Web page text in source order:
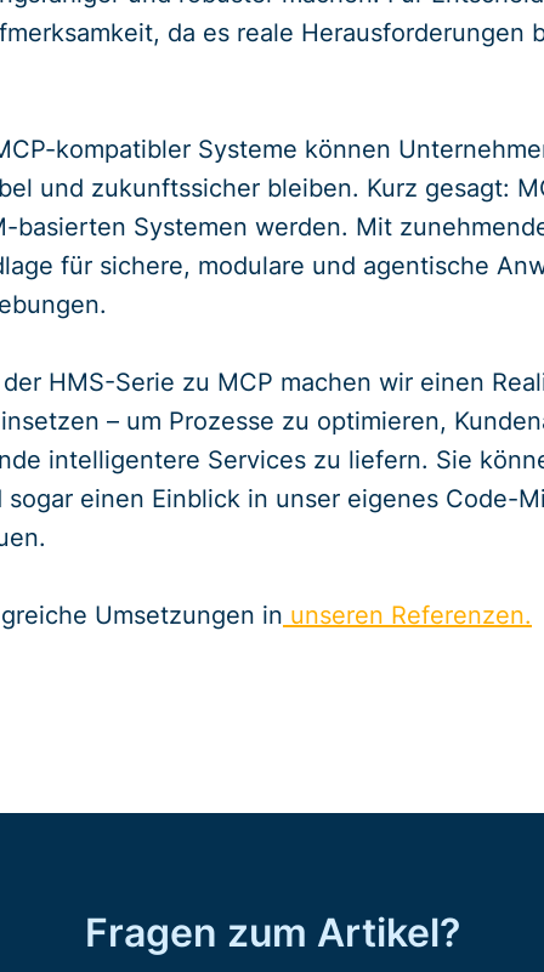
da es reale Herausforderungen
kompatibler Systeme können
und zukunftssicher bleiben. Kurz gesagt:
basierten Systemen werden. Mit
für sichere, modulare und agentische
HMS-Serie zu MCP machen wir einen
– um Prozesse zu optimieren,
intelligentere Services zu liefern. Sie
einen Einblick in unser eigenes Code-
Umsetzungen in unseren Referenzen.
Fragen zum Artikel?